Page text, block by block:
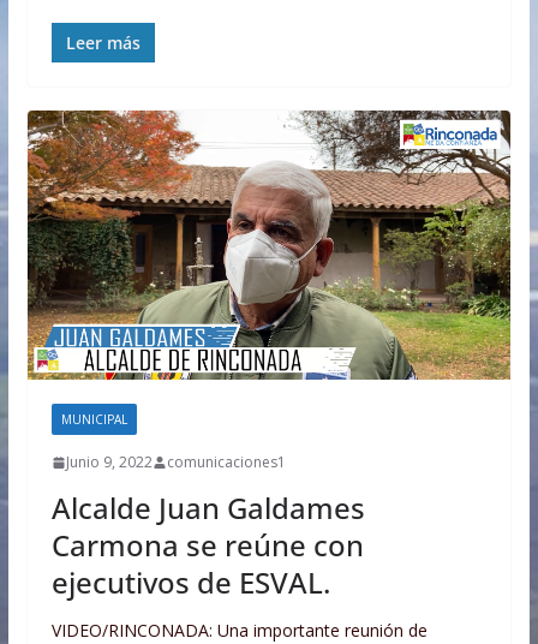
Leer más
MUNICIPAL
Junio 9, 2022 comunicaciones1
Alcalde Juan Galdames
Carmona se reúne con
ejecutivos de ESVAL.
VIDEO/RINCONADA: Una importante reunión de